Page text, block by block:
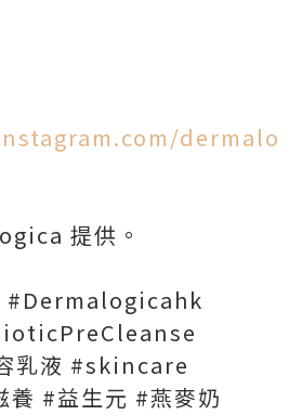
dermalo
提供。
乳液 #skincare
養 #益生元 #燕麥奶